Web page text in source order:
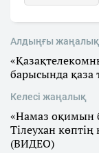
Алдыңғы жаңалық
барысында қаза
Келесі жаңалық
«Намаз оқимын
Тілеухан
(ВИДЕО)